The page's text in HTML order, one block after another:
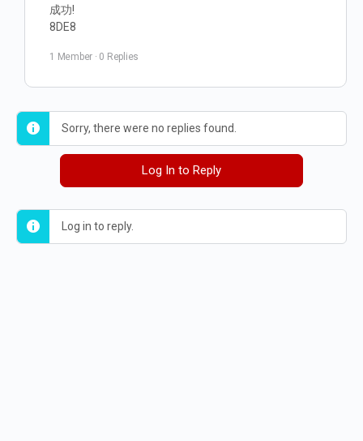
成功!
8DE8
1 Member · 0 Replies
Sorry, there were no replies found.
Log In to Reply
Log in to reply.